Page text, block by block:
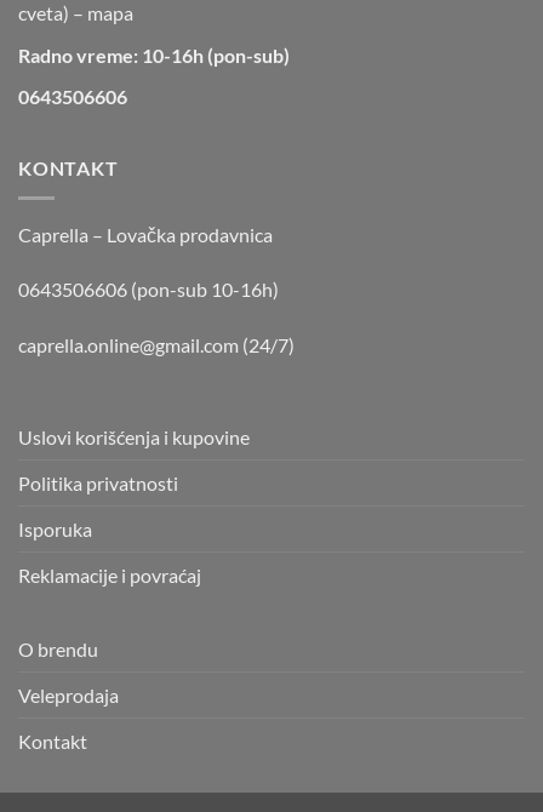
cveta) – mapa
Radno vreme: 10-16h (pon-sub)
0643506606
KONTAKT
Caprella – Lovačka prodavnica
0643506606 (pon-sub 10-16h)
caprella.online@gmail.com (24/7)
Uslovi korišćenja i kupovine
Politika privatnosti
Isporuka
Reklamacije i povraćaj
O brendu
Veleprodaja
Kontakt